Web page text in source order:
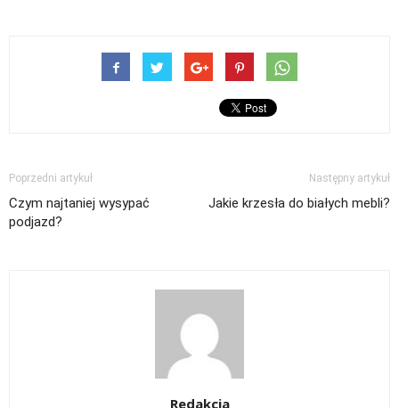
Poprzedni artykuł
Czym najtaniej wysypać
podjazd?
Następny artykuł
Jakie krzesła do białych mebli?
Redakcja